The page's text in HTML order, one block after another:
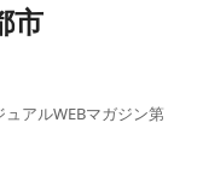
市
アルWEBマガジン第